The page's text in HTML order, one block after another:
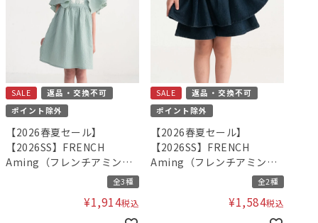
SALE
返品・交換不可
ポイント除外
【2026春夏セール】
【2026SS】FRENCH
Aming（フレンチアミン
全3種
¥1,914税込
SALE
返品・交換不可
ポイント除外
【2026春夏セール】
【2026SS】FRENCH
Aming（フレンチアミン
グ）フリルキュロット 全2種
¥1,584税込